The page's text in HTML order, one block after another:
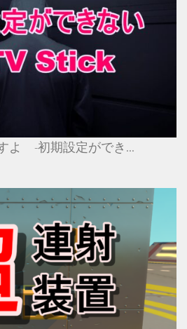
よ -初期設定ができ...